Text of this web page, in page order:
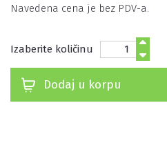
Navedena cena je bez PDV-a.
Izaberite količinu
Dodaj u korpu